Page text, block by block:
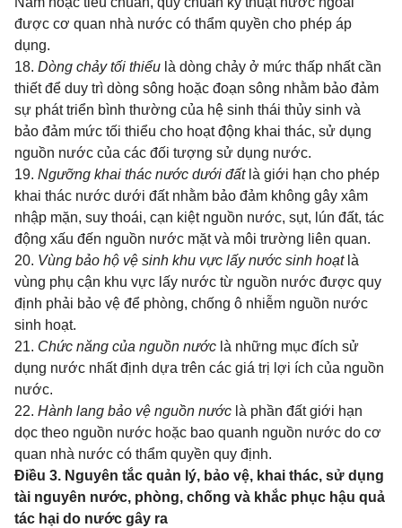
được cơ quan nhà nước có thẩm quyền cho phép áp
dụng.
18. Dòng chảy tối thiểu là dòng chảy ở mức thấp nhất cần
thiết để duy trì dòng sông hoặc đoạn sông nhằm bảo đảm
sự phát triển bình thường của hệ sinh thái thủy sinh và
bảo đảm mức tối thiểu cho hoạt động khai thác, sử dụng
nguồn nước của các đối tượng sử dụng nước.
19. Ngưỡng khai thác nước dưới đấtlà giới hạn cho phép
khai thác nước dưới đất nhằm bảo đảm không gây xâm
nhập mặn, suy thoái, cạn kiệt nguồn nước, sụt, lún đất, tác
động xấu đến nguồn nước mặt và môi trường liên quan.
20. Vùng bảo hộ vệ sinh khu vực lấy nước sinh hoạtlà
vùng phụ cận khu vực lấy nước từ nguồn nước được quy
định phải bảo vệ để phòng, chống ô nhiễm nguồn nước
sinh hoạt.
21. Chức năng của nguồn nước là những mục đích sử
dụng nước nhất định dựa trên các giá trị lợi ích của nguồn
nước.
22. Hành lang bảo vệ nguồn nước là phần đất giới hạn
dọc theo nguồn nước hoặc bao quanh nguồn nước do cơ
quan nhà nước có thẩm quyền quy định.
Điều 3. Nguyên tắc quản lý, bảo vệ, khai thác, sử dụng
tài nguyên nước, phòng, chống và khắc phục hậu quả
tác hại do nước gây ra